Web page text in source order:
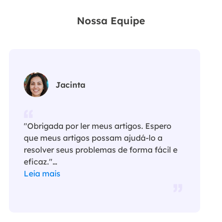
Nossa Equipe
Jacinta
"Obrigada por ler meus artigos. Espero
que meus artigos possam ajudá-lo a
resolver seus problemas de forma fácil e
eficaz."…
Leia mais